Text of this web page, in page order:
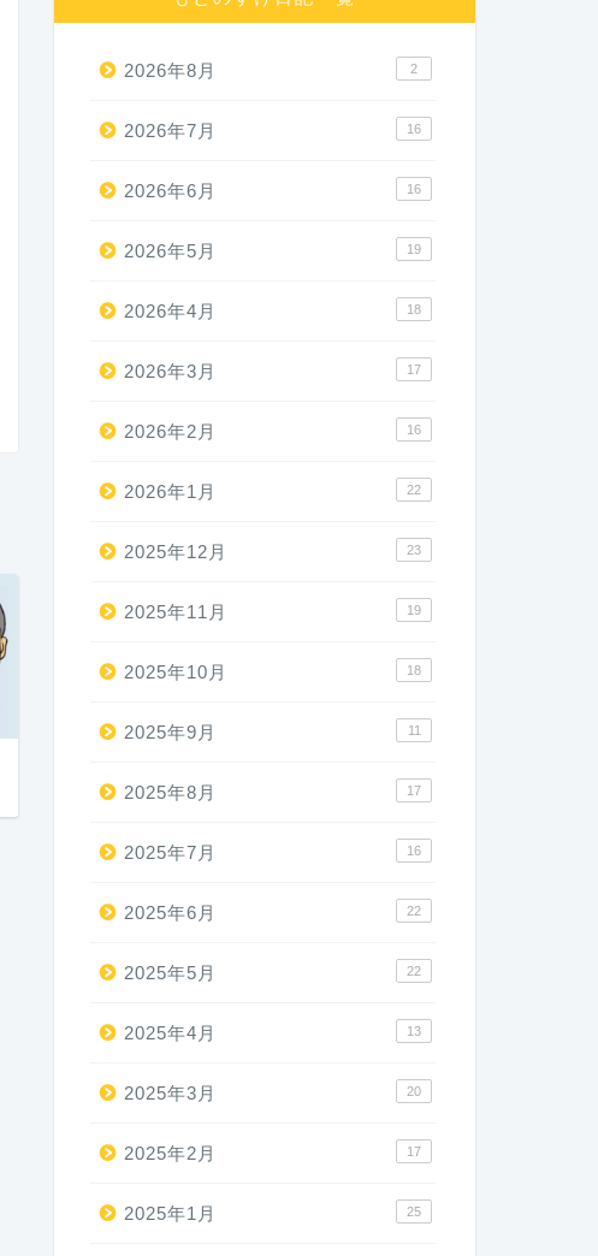
2026年8月 2
2026年7月 16
2026年6月 16
2026年5月 19
2026年4月 18
2026年3月 17
2026年2月 16
2026年1月 22
2025年12月 23
2025年11月 19
2025年10月 18
2025年9月 11
2025年8月 17
2025年7月 16
2025年6月 22
2025年5月 22
2025年4月 13
2025年3月 20
2025年2月 17
2025年1月 25